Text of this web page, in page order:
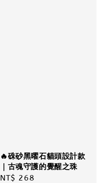
🔥硃砂黑曜石貓頭設計款
｜古魂守護的覺醒之珠
Regular
NT$ 268